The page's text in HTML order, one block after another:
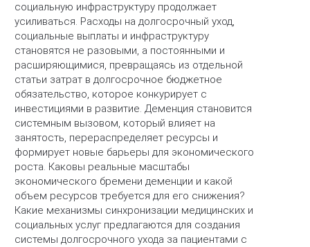
социальную инфраструктуру продолжает
усиливаться. Расходы на долгосрочный уход,
социальные выплаты и инфраструктуру
становятся не разовыми, а постоянными и
расширяющимися, превращаясь из отдельной
статьи затрат в долгосрочное бюджетное
обязательство, которое конкурирует с
инвестициями в развитие. Деменция становится
системным вызовом, который влияет на
занятость, перераспределяет ресурсы и
формирует новые барьеры для экономического
роста. Каковы реальные масштабы
экономического бремени деменции и какой
объем ресурсов требуется для его снижения?
Какие механизмы синхронизации медицинских и
социальных услуг предлагаются для создания
системы долгосрочного ухода за пациентами с